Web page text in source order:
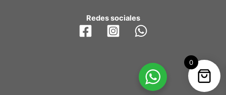
Redes sociales
0